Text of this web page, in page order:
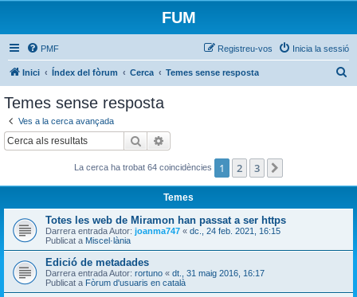
FUM
PMF Inicia la sessió
Registreu-vos
Inici Índex del fòrum Cerca Temes sense resposta
Temes sense resposta
Ves a la cerca avançada
Cerca
La cerca ha trobat 64 coincidències 1 2 3
Temes
Totes les web de Miramon han passat a ser https
Darrera entrada Autor: joanma747 « dc., 24 feb. 2021, 16:15
Publicat a Miscel·lània
Edició de metadades
Darrera entrada Autor: rortuno « dt., 31 maig 2016, 16:17
Publicat a Fòrum d'usuaris en català